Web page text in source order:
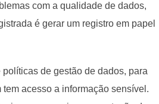
com a qualidade de dados,
é gerar um registro em papel
de gestão de dados, para
acesso a informação sensível.